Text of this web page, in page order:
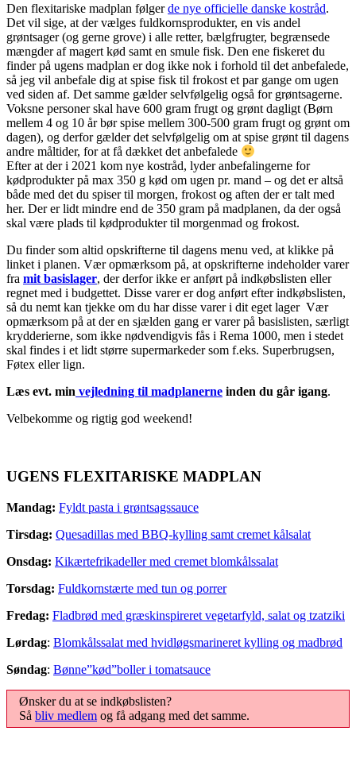
Den flexitariske madplan følgerde nye officielle danske kostråd.
Det vil sige, at der vælges fuldkornsprodukter, en vis andel
grøntsager (og gerne grove) i alle retter, bælgfrugter, begrænsede
mængder af magert kød samt en smule fisk. Den ene fiskeret du
finder på ugens madplan er dog ikke nok i forhold til det anbefalede,
så jeg vil anbefale dig at spise fisk til frokost et par gange om ugen
ved siden af. Det samme gælder selvfølgelig også for grøntsagerne.
Voksne personer skal have 600 gram frugt og grønt dagligt (Børn
mellem 4 og 10 år bør spise mellem 300-500 gram frugt og grønt om
dagen), og derfor gælder det selvfølgelig om at spise grønt til dagens
andre måltider, for at få dækket det anbefalede
Efter at der i 2021 kom nye kostråd, lyder anbefalingerne for
kødprodukter på max 350 g kød om ugen pr. mand – og det er altså
både med det du spiser til morgen, frokost og aften der er talt med
her. Der er lidt mindre end de 350 gram på madplanen, da der også
skal være plads til kødprodukter til morgenmad og frokost.
Du finder som altid opskrifterne til dagens menu ved, at klikke på
linket i planen. Vær opmærksom på, at opskrifterne indeholder varer
fra mit basislager, der derfor ikke er anført på indkøbslisten eller
regnet med i budgettet. Disse varer er dog anført efter indkøbslisten,
så du nemt kan tjekke om du har disse varer i dit eget lager Vær
opmærksom på at der en sjælden gang er varer på basislisten, særligt
krydderierne, som ikke nødvendigvis fås i Rema 1000, men i stedet
skal findes i et lidt større supermarkeder som f.eks. Superbrugsen,
Føtex eller lign.
Læs evt. min vejledning til madplanerne inden du går igang.
Velbekomme og rigtig god weekend!
UGENS FLEXITARISKE MADPLAN
Mandag: Fyldt pasta i grøntsagssauce
Tirsdag: Quesadillas med BBQ-kylling samt cremet kålsalat
Onsdag: Kikærtefrikadeller med cremet blomkålssalat
Torsdag: Fuldkornstærte med tun og porrer
Fredag: Fladbrød med græskinspireret vegetarfyld, salat og tzatziki
Lørdag: Blomkålssalat med hvidløgsmarineret kylling og madbrød
Søndag: Bønne”kød”boller i tomatsauce
Ønsker du at se indkøbslisten?
Så bliv medlem og få adgang med det samme.